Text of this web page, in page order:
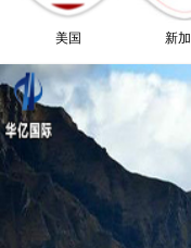
美国 新